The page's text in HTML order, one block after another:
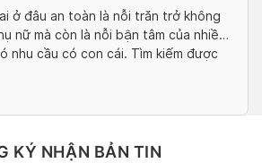
ở đâu an toàn là nỗi trăn trở không
nữ mà còn là nỗi bận tâm của nhiều
nhu cầu có con cái. Tìm kiếm được
hợp và uy tín sẽ mang lại cảm giác
KÝ NHẬN BẢN TIN